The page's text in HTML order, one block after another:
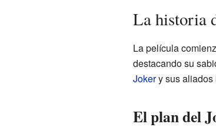
La historia
La película
destacando su
Jokery sus aliados
El plan del